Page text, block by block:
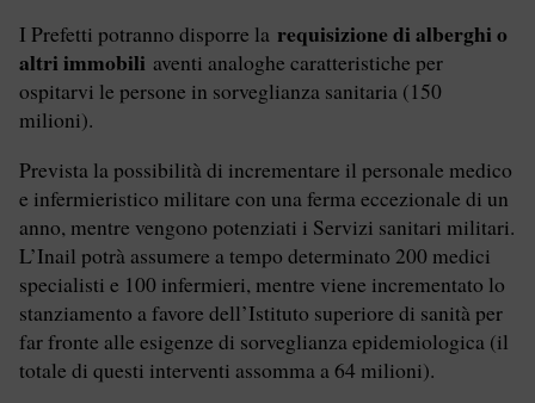
I Prefetti potranno disporre la requisizione di alberghi o
altri immobili aventi analoghe caratteristiche per
ospitarvi le persone in sorveglianza sanitaria (150
milioni).
Prevista la possibilità di incrementare il personale medico
e infermieristico militare con una ferma eccezionale di un
anno, mentre vengono potenziati i Servizi sanitari militari.
L’Inail potrà assumere a tempo determinato 200 medici
specialisti e 100 infermieri, mentre viene incrementato lo
stanziamento a favore dell’Istituto superiore di sanità per
far fronte alle esigenze di sorveglianza epidemiologica (il
totale di questi interventi assomma a 64 milioni).